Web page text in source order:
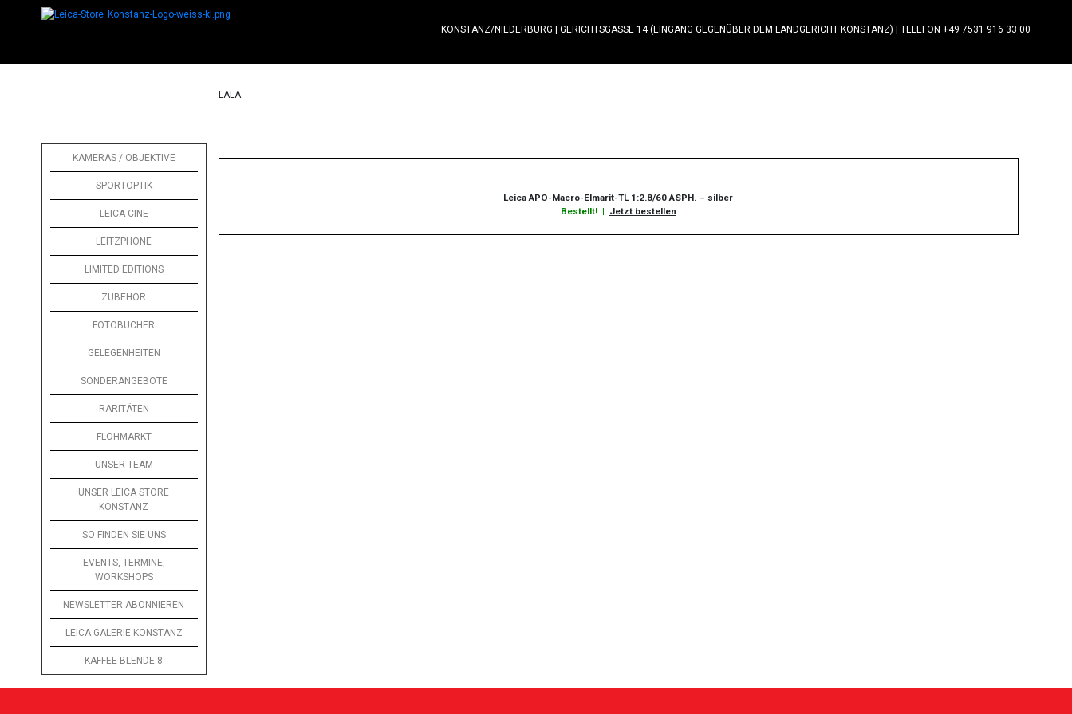
KONSTANZ/NIEDERBURG GERICHTSGASSE 14 (EINGANG GEGENÜBER DEM LANDGERICHT KONSTANZ) TELEFON +49 7531 916 33 00
KAMERAS / OBJEKTIVE
SPORTOPTIK
LEICA CINE
LEITZPHONE
LIMITED EDITIONS
ZUBEHÖR
FOTOBÜCHER
GELEGENHEITEN
SONDERANGEBOTE
RARITÄTEN
FLOHMARKT
UNSER TEAM
UNSER LEICA STORE
KONSTANZ
SO FINDEN SIE UNS
EVENTS, TERMINE,
WORKSHOPS
NEWSLETTER ABONNIEREN
LEICA GALERIE KONSTANZ
KAFFEE BLENDE 8
LALA
Leica APO-Macro-Elmarit-TL 1:2.8/60 ASPH. – silber
Bestellt! | Jetzt bestellen